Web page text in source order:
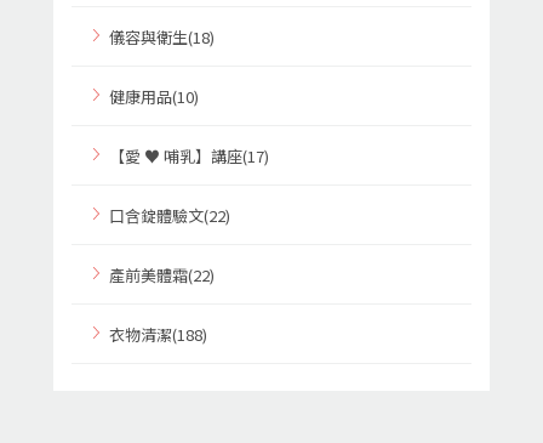
儀容與衛生(18)
健康用品(10)
【愛 ♥ 哺乳】講座(17)
口含錠體驗文(22)
產前美體霜(22)
衣物清潔(188)